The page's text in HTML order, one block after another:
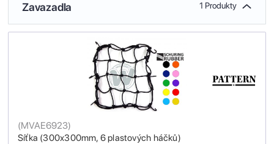
Zavazadla 1 Produkty
Síťka (300x300mm, 6 plastových háčků)
(MVAE6923)